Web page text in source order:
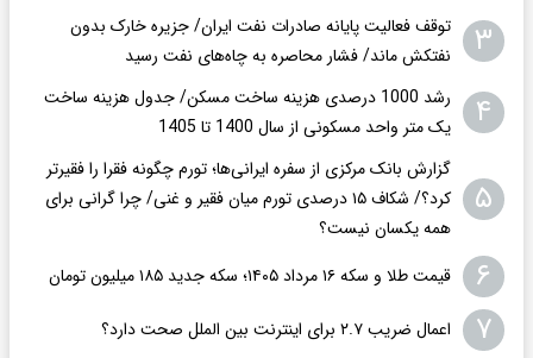
۳
توقف فعالیت پایانه صادرات نفت ایران/ جزیره خارک بدون
نفتکش ماند/ فشار محاصره به چاه‌های نفت رسید
۴
رشد 1000 درصدی هزینه ساخت مسکن/ جدول هزینه ساخت
یک متر واحد مسکونی از سال 1400 تا 1405
۵
گزارش بانک مرکزی از سفره ایرانی‌ها؛ تورم چگونه فقرا را فقیرتر
کرد؟/ شکاف ۱۵ درصدی تورم میان فقیر و غنی/ چرا گرانی برای
همه یکسان نیست؟
۶ قیمت طلا و سکه ۱۶ مرداد ۱۴۰۵؛ سکه جدید ١٨۵ میلیون تومان
۷ اعمال ضریب ۲.۷ برای اینترنت بین الملل صحت دارد؟